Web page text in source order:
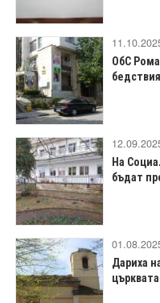
ОбС
На
бъдат
Дариха